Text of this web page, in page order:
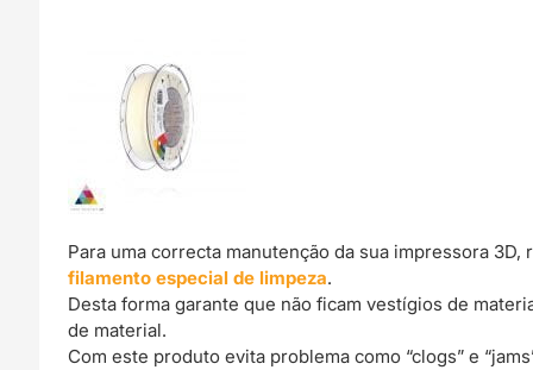
Para uma correcta manutenção da sua impressora
filamento especial de limpeza.
Desta forma garante que não ficam vestígios de
de material.
Com este produto evita problema como “clogs” e